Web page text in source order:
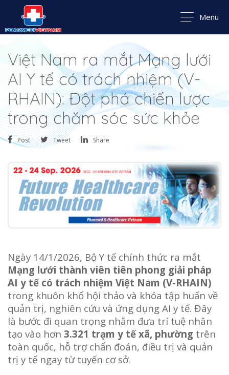
Menu
Việt Nam ra mắt Mạng lưới
AI Y tế có trách nhiệm (V-
RHAIN): Đột phá chiến lược
trong chăm sóc sức khỏe
Post Tweet Share
Ngày 14/1/2026, Bộ Y tế chính thức ra mắt
Mạng lưới thành viên tiên phong giải pháp
AI y tế có trách nhiệm Việt Nam (V-RHAIN)
trong khuôn khổ hội thảo và khóa tập huấn về
quản trị, nghiên cứu và ứng dụng AI y tế. Đây
là bước đi quan trọng nhằm đưa trí tuệ nhân
tạo vào hơn 3.321 trạm y tế xã, phường trên
toàn quốc, hỗ trợ chẩn đoán, điều trị và quản
trị y tế ngay từ tuyến cơ sở.